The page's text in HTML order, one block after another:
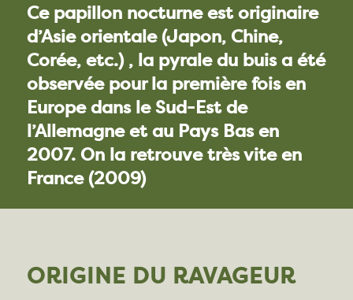
Ce papillon nocturne est originaire
d’Asie orientale (Japon, Chine,
Corée, etc.) , la pyrale du buis a été
observée pour la première fois en
Europe dans le Sud-Est de
l’Allemagne et au Pays Bas en
2007. On la retrouve très vite en
France (2009)
ORIGINE DU RAVAGEUR